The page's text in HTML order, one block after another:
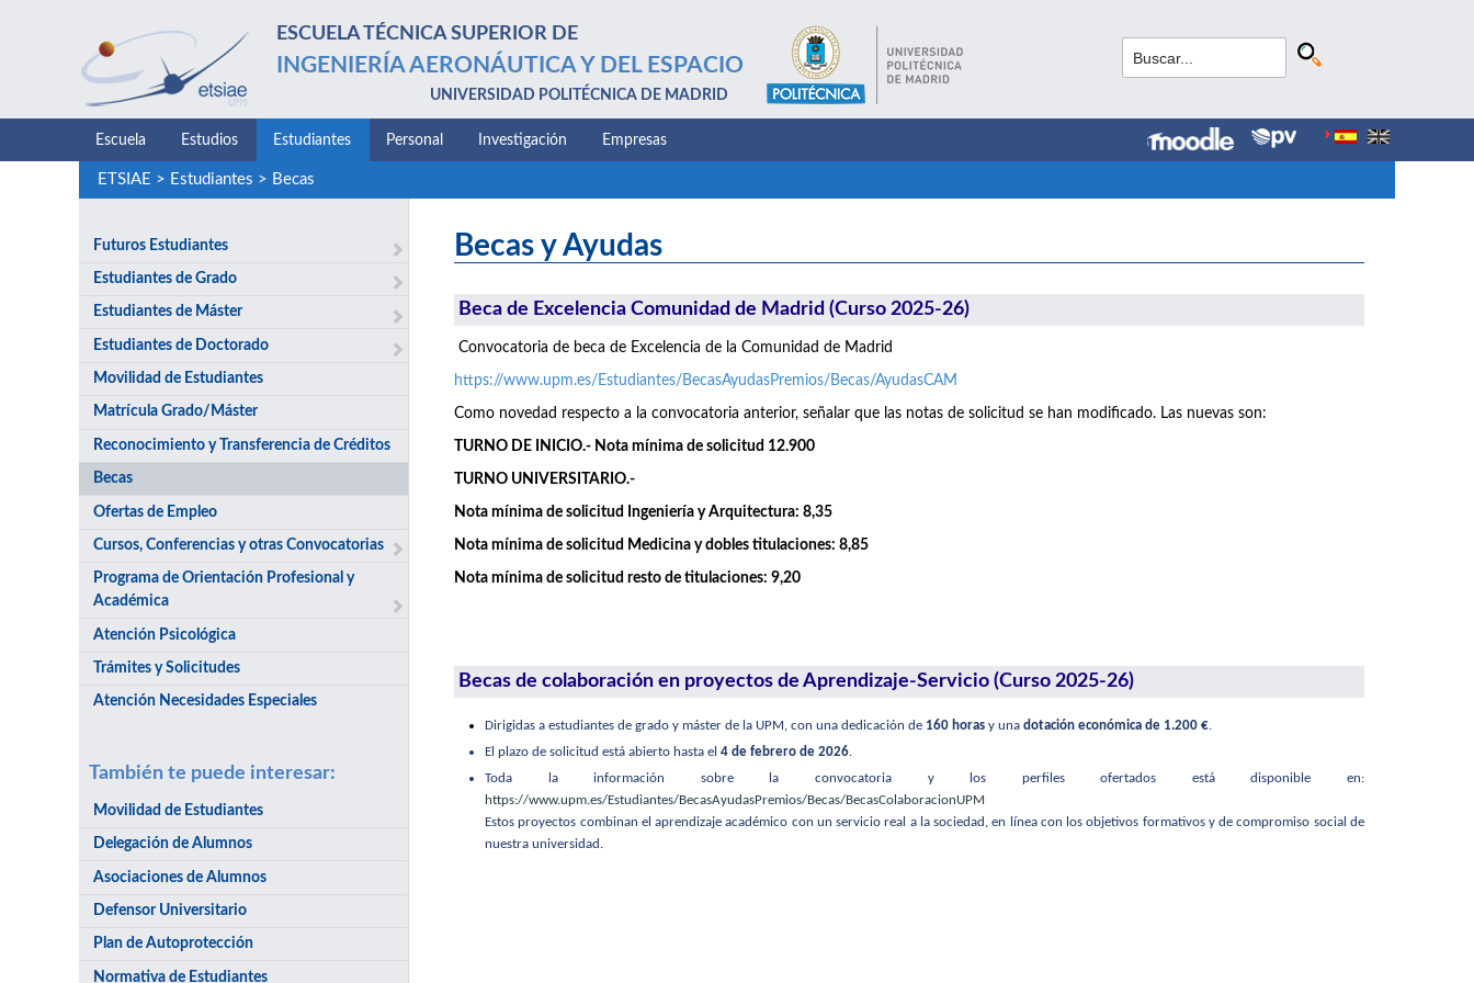
ESCUELA TÉCNICA SUPERIOR DE
INGENIERÍA AERONÁUTICA Y DEL ESPACIO
UNIVERSIDAD POLITÉCNICA DE MADRID
Escuela Estudios Estudiantes Personal Investigación Empresas
ETSIAE > Estudiantes > Becas
Futuros Estudiantes
Estudiantes de Grado
Estudiantes de Máster
Estudiantes de Doctorado
Movilidad de Estudiantes
Matrícula Grado/Máster
Reconocimiento y Transferencia de Créditos
Becas
Ofertas de Empleo
Cursos, Conferencias y otras Convocatorias
Programa de Orientación Profesional y
Académica
Atención Psicológica
Trámites y Solicitudes
Atención Necesidades Especiales
También te puede interesar:
Movilidad de Estudiantes
Delegación de Alumnos
Asociaciones de Alumnos
Defensor Universitario
Plan de Autoprotección
Normativa de Estudiantes
Becas y Ayudas
Beca de Excelencia Comunidad de Madrid (Curso 2025-26)
Convocatoria de beca de Excelencia de la Comunidad de Madrid
https://www.upm.es/Estudiantes/BecasAyudasPremios/Becas/AyudasCAM
Como novedad respecto a la convocatoria anterior, señalar que las notas de solicitud se han modificado. Las nuevas son:
TURNO DE INICIO.- Nota mínima de solicitud 12.900
TURNO UNIVERSITARIO.-
Nota mínima de solicitud Ingeniería y Arquitectura: 8,35
Nota mínima de solicitud Medicina y dobles titulaciones: 8,85
Nota mínima de solicitud resto de titulaciones: 9,20
Becas de colaboración en proyectos de Aprendizaje-Servicio (Curso 2025-26)
Dirigidas a estudiantes de grado y máster de la UPM, con una dedicación de 160 horas y una dotación económica de 1.200 €
El plazo de solicitud está abierto hasta el 4 de febrero de 2026.
Toda la información sobre la convocatoria y los perfiles ofertados está disponible en:
https://www.upm.es/Estudiantes/BecasAyudasPremios/Becas/BecasColaboracionUPM
Estos proyectos combinan el aprendizaje académico con un servicio real a la sociedad, en línea con los objetivos formativos y de compromiso social de
nuestra universidad.